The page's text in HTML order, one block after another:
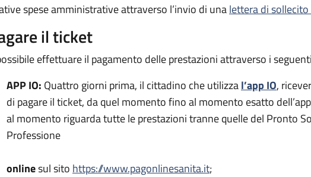
spese amministrative attraverso l’invio di unalettera di
il ticket
effettuare il pagamento delle prestazioni attraverso i
APP IO: Quattro giorni prima, il cittadino che utilizzal’app IO,
di pagare il ticket, da quel momento fino al momento esatto
al momento riguarda tutte le prestazioni tranne quelle del Pronto
Professione
onlinesul sito https://www.pagonlinesanita.it;